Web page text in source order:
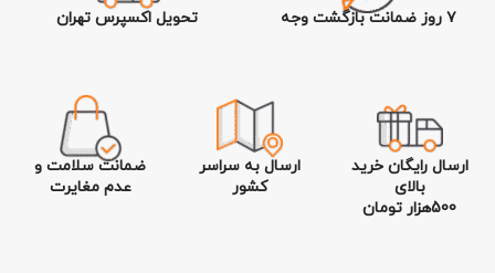
۷ روز ضمانت بازگشت وجه تحویل اکسپرس تهران
ارسال رایگان خرید
بالای
500هزار تومان
ارسال به سراسر
کشور
ضمانت سلامت و
عدم مغایرت